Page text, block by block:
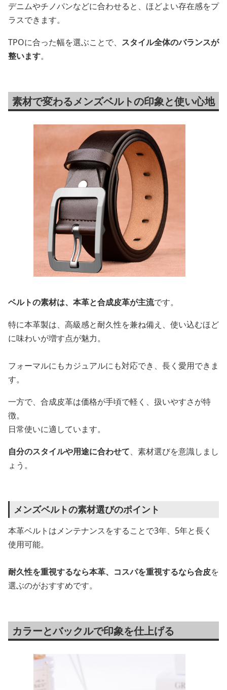
デニムやチノパンなどに合わせると、ほどよい存在感をプ
ラスできます。
TPOに合った幅を選ぶことで、 スタイル全体のバランスが
整います。
素材で変わるメンズベルトの印象と使い心地
ベルトの素材は、本革と合成皮革が主流です。
特に本革製は、高級感と耐久性を兼ね備え、使い込むほど
に味わいが増す点が魅力。
フォーマルにもカジュアルにも対応でき、長く愛用できま
す。
一方で、合成皮革は価格が手頃で軽く、扱いやすさが特
徴。
日常使いに適しています。
自分のスタイルや用途に合わせて、素材選びを意識しまし
ょう。
メンズベルトの素材選びのポイント
本革ベルトはメンテナンスをすることで3年、5年と長く
使用可能。
耐久性を重視するなら本革、コスパを重視するなら合皮を
選ぶのがおすすめです。
カラーとバックルで印象を仕上げる